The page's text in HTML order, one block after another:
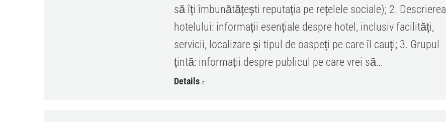
să îți îmbunătățești reputația pe rețelele sociale); 2. Descrierea
hotelului: informații esențiale despre hotel, inclusiv facilități,
servicii, localizare și tipul de oaspeți pe care îl cauți; 3. Grupul
țintă: informații despre publicul pe care vrei să…
Details